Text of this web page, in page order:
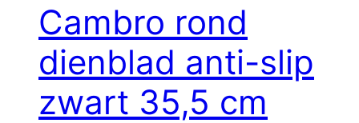
Cambro rond
dienblad anti-slip
zwart 35,5 cm